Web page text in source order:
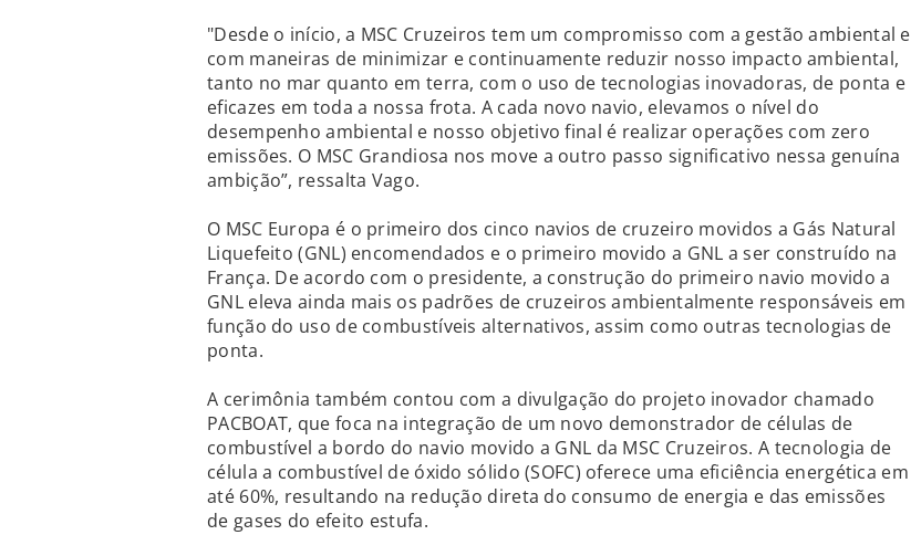
"Desde o início, a MSC Cruzeiros tem um compromisso com a gestão ambiental e
com maneiras de minimizar e continuamente reduzir nosso impacto ambiental,
tanto no mar quanto em terra, com o uso de tecnologias inovadoras, de ponta e
eficazes em toda a nossa frota. A cada novo navio, elevamos o nível do
desempenho ambiental e nosso objetivo final é realizar operações com zero
emissões. O MSC Grandiosa nos move a outro passo significativo nessa genuína
ambição”, ressalta Vago.
O MSC Europa é o primeiro dos cinco navios de cruzeiro movidos a Gás Natural
Liquefeito (GNL) encomendados e o primeiro movido a GNL a ser construído na
França. De acordo com o presidente, a construção do primeiro navio movido a
GNL eleva ainda mais os padrões de cruzeiros ambientalmente responsáveis em
função do uso de combustíveis alternativos, assim como outras tecnologias de
ponta.
A cerimônia também contou com a divulgação do projeto inovador chamado
PACBOAT, que foca na integração de um novo demonstrador de células de
combustível a bordo do navio movido a GNL da MSC Cruzeiros. A tecnologia de
célula a combustível de óxido sólido (SOFC) oferece uma eficiência energética em
até 60%, resultando na redução direta do consumo de energia e das emissões
de gases do efeito estufa.